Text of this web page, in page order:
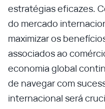
estratégias eficazes.
do mercado
maximizar os
associados ao
economia global
de navegar com
internacional será